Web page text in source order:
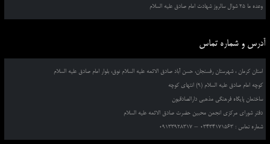
وعده ما 25 شوال سالروز شهادت امام صادق علیه السلام
آدرس و شماره تماس
استان کرمان ، شهرستان رفسنجان، حسن آباد صادق الائمه علیه السلام نوق، بلوار امام صادق علیه السلام
کوچه امام صادق علیه السلام (9) انتهای کوچه
ساختمان پایگاه فرهنگی مذهبی دارالصادقیون
دفتر شورای مرکزی انجمن محبین حضرت صادق الائمه علیه السلام
شماره تماس : 03434171563 – 09133928317